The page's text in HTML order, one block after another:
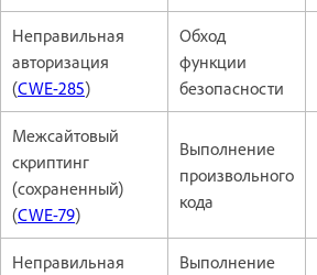
Неправильная
авторизация
(CWE-285)
Обход
функции
безопасности
Межсайтовый
скриптинг
(сохраненный)
(CWE-79)
Выполнение
произвольного
кода
Неправильная
Выполнение